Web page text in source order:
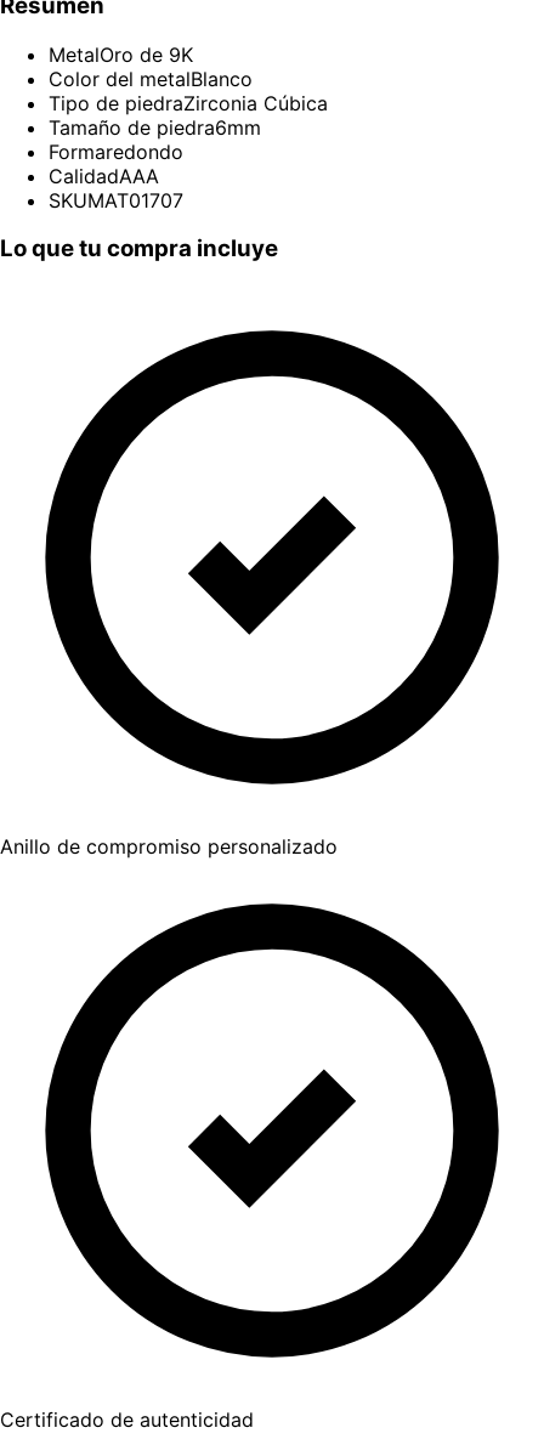
MetalOro de 9K
Color del metalBlanco
Tipo de piedraZirconia Cúbica
Tamaño de piedra6mm
Formaredondo
CalidadAAA
SKUMAT01707
Lo que tu compra incluye
Anillo de compromiso personalizado
Certificado de autenticidad